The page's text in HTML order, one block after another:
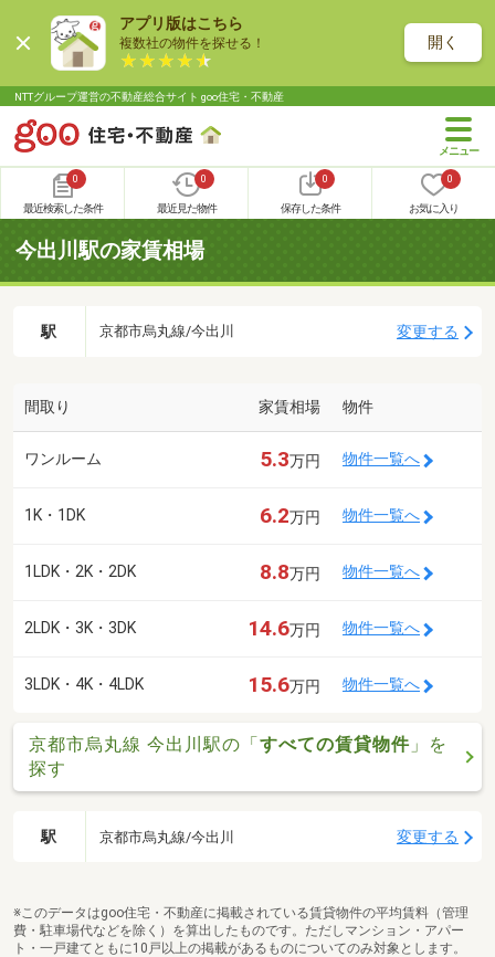
アプリ版はこちら
複数社の物件を探せる！ 開く
NTTグループ運営の不動産総合サイト goo住宅・不動産
0
最近検索した条件
0
最近見た物件
0
保存した条件
0
お気に入り
今出川駅の家賃相場
駅 京都市烏丸線/今出川 変更する
間取り 家賃相場 物件
ワンルーム 5.3万円 物件一覧へ
1K・1DK 6.2万円 物件一覧へ
1LDK・2K・2DK 8.8万円 物件一覧へ
2LDK・3K・3DK 14.6万円 物件一覧へ
3LDK・4K・4LDK 15.6万円 物件一覧へ
京都市烏丸線 今出川駅の「すべての賃貸物件 」を
探す
駅 京都市烏丸線/今出川 変更する
※このデータはgoo住宅・不動産に掲載されている賃貸物件の平均賃料（管理
費・駐車場代などを除く）を算出したものです。ただしマンション・アパー
ト・一戸建てともに10戸以上の掲載があるものについてのみ対象とします。